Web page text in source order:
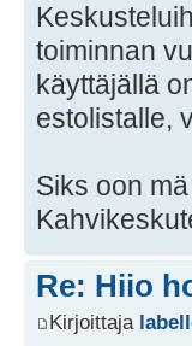
toiminnan
käyttäjällä
estolistalle,
Siks oon
Re: Hiio
Kirjoittaja